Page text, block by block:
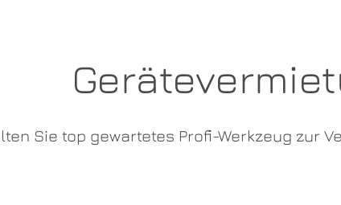
Sie top gewartetes Profi-Werkzeug zur